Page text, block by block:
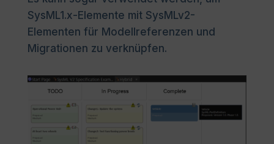
SysML1.x-Elemente mit SysMLv2-
Elementen für Modellreferenzen und
Migrationen zu verknüpfen.